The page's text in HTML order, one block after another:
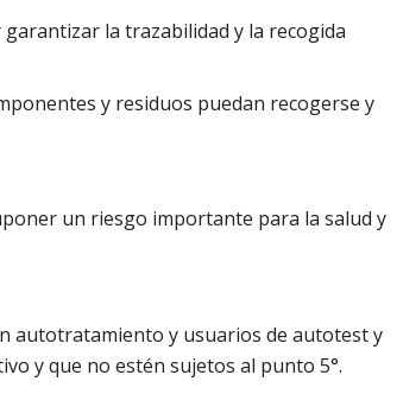
la trazabilidad y la recogida
y residuos puedan recogerse y
un riesgo importante para la salud y
autotratamiento y usuarios de autotest y
y que no estén sujetos al punto 5°.